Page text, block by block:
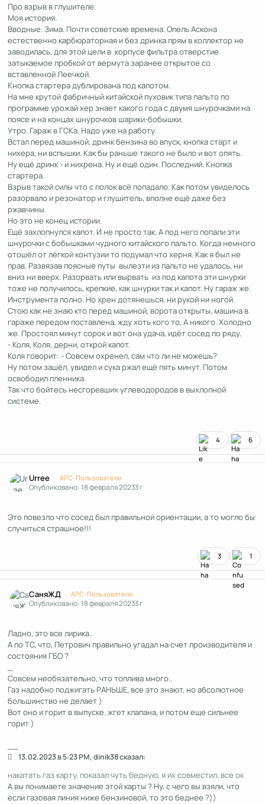
Про взрыв в глушителе.
Моя история.
Вводные. Зима. Почти советские времена. Опель Аскона
естественно карбюраторная и без дринка прям в коллектор не
заводилась, для этой цели в корпусе фильтра отверстие
затыкаемое пробкой от вермута заранее открытое со
вставленной Леечкой.
Кнопка стартера дублирована под капотом.
На мне крутой фабричный китайской пуховик типа пальто по
программе урожай хер знает какого года с двумя шнурочками на
поясе и на концах шнурочков шарики-бобышки.
Утро. Гараж в ГСКа. Надо уже на работу.
Встал перед машиной, дринк бензина во впуск, кнопка старт и
нихера, ни вспышки. Как бы раньше такого не было и вот опять.
Ну ещё дринк - и нихрена. Ну и ещё один. Последний. Кнопка
стартера.
Взрыв такой силы что с полок всё попадало. Как потом увиделось
разорвало и резонатор и глушитель, вполне ещё даже без
ржавчины.
Но это не конец истории.
Ещё захлопнулся капот. И не просто так. А под него попали эти
шнурочки с бобышками чудного китайского пальто. Когда немного
отошёл от лёгкой контузии то подумал что херня. Как я был не
прав. Развязав поясные путы вылезти из пальто не удалось, ни
вниз ни вверх. Разорвать или вырвать из под капота эти шнурки
тоже не получилось, крепкие, как шнурки так и капот. Ну гараж же.
Инструмента полно. Но хрен дотянешься, ни рукой ни ногой.
Стою как не знаю кто перед машиной, ворота открыты, машина в
гараже передом поставлена, жду хоть кого то. А никого. Холодно
же. Простоял минут сорок и вот она удача, идёт сосед по ряду.
- Коля, Коля, дерни, открой капот.
Коля говорит: - Совсем охренел, сам что ли не можешь?
Ну потом зашёл, увидел и сука ржал ещё пять минут. Потом
освободил пленника.
Так что бойтесь несгоревших углеводородов в выхлопной
системе.
4 6
Urree APC-Пользователи
Опубликовано:18 февраля 20233 г
Это повезло что сосед был правильной ориентации, а то могло бы
случиться страшное!!!
3 1
СаняЖД APC-Пользователи
Опубликовано:18 февраля 20233 г
Ладно, это все лирика..
А по ТС, что, Петрович правильно угадал на счет производителя и
состояния ГБО ?
Совсем необязательно, что топлива много..
Газ надобно поджигать РАНЬШЕ, все это знают, но абсолютное
большинство не делает )
Вот оно и горит в выпуске. жгет клапана, и потом еще сильнее
горит )
13.02.2023 в 5:23 PM, dinik38 сказал:
накатать газ карту, показал чуть бедную, я их совместил, все ок
А вы понимаете значение этой карты ? Ну, с чего вы взяли, что
если газовая линия ниже бензиновой, то это беднее ?))